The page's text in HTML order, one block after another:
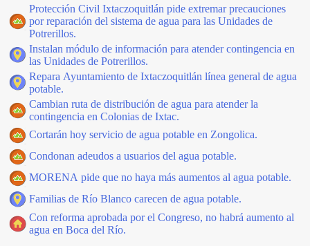
Protección Civil Ixtaczoquitlán pide extremar precauciones
por reparación del sistema de agua para las Unidades de
Potrerillos.
Instalan módulo de información para atender contingencia en
las Unidades de Potrerillos.
Repara Ayuntamiento de Ixtaczoquitlán línea general de agua
potable.
Cambian ruta de distribución de agua para atender la
contingencia en Colonias de Ixtac.
Cortarán hoy servicio de agua potable en Zongolica.
Condonan adeudos a usuarios del agua potable.
MORENA pide que no haya más aumentos al agua potable.
Familias de Río Blanco carecen de agua potable.
Con reforma aprobada por el Congreso, no habrá aumento al
agua en Boca del Río.